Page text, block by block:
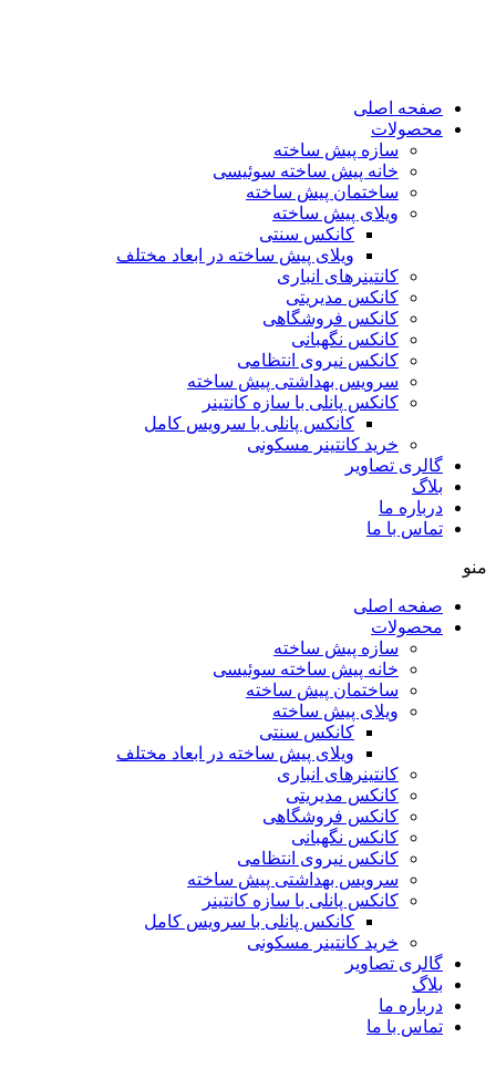
صفحه اصلی
محصولات
سازه پیش ساخته
خانه پیش ساخته سوئیسی
ساختمان پيش ساخته
ویلای پیش ساخته
کانکس سنتی
ویلای پیش ساخته در ابعاد مختلف
كانتينرهای انباری
كانكس مديريتی
کانکس فروشگاهی
كانكس نگهبانی
کانکس نیروی انتظامی
سرويس بهداشتی پيش ساخته
کانکس پانلی با سازه کانتینر
كانكس پانلی با سرویس کامل
خرید کانتینر مسکونی
گالری تصاویر
بلاگ
درباره ما
تماس با ما
منو
صفحه اصلی
محصولات
سازه پیش ساخته
خانه پیش ساخته سوئیسی
ساختمان پيش ساخته
ویلای پیش ساخته
کانکس سنتی
ویلای پیش ساخته در ابعاد مختلف
كانتينرهای انباری
كانكس مديريتی
کانکس فروشگاهی
كانكس نگهبانی
کانکس نیروی انتظامی
سرويس بهداشتی پيش ساخته
کانکس پانلی با سازه کانتینر
كانكس پانلی با سرویس کامل
خرید کانتینر مسکونی
گالری تصاویر
بلاگ
درباره ما
تماس با ما